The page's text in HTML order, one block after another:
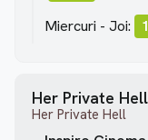
Miercuri - Joi:
Her Private Hell
Her Private Hell